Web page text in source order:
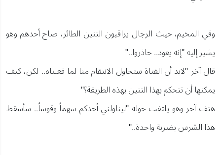
وفي المخيم، حيث الرجال يراقبون التنين الطائر، صاح أحدهم وهو
يشير إليه "إنه يعود.. حاذروا.."
قال آخر "لابد أن الفتاة ستحاول الانتقام منا لما فعلناه.. لكن، كيف
يمكنها أن تتحكم بهذا التنين بهذه الطريقة؟"
هتف آخر وهو يلتفت حوله "ليناولني أحدكم سهماً وقوساً.. سأسقط
هذا الشرس بضربة واحدة.."